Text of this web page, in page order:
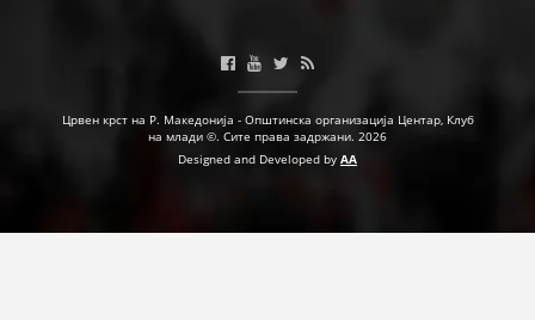
ПРЕЗЕНТАЦИИ
Црвен крст на Р. Македонија - Општинска организација Центар, Клуб
на млади ©. Сите права задржани. 2026
Designed and Developed by AA